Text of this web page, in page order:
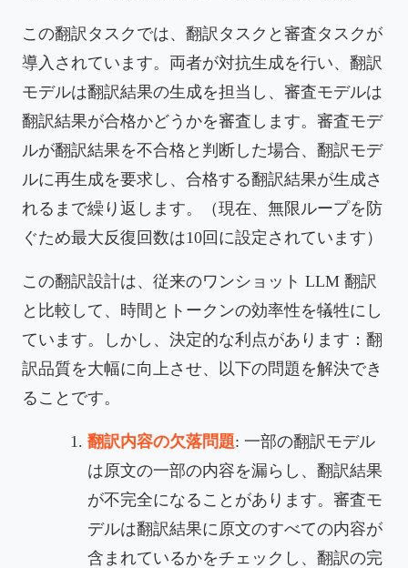
この翻訳タスクでは、翻訳タスクと審査タスクが
導入されています。両者が対抗生成を行い、翻訳
モデルは翻訳結果の生成を担当し、審査モデルは
翻訳結果が合格かどうかを審査します。審査モデ
ルが翻訳結果を不合格と判断した場合、翻訳モデ
ルに再生成を要求し、合格する翻訳結果が生成さ
れるまで繰り返します。（現在、無限ループを防
ぐため最大反復回数は10回に設定されています）
この翻訳設計は、従来のワンショット LLM 翻訳
と比較して、時間とトークンの効率性を犠牲にし
ています。しかし、決定的な利点があります：翻
訳品質を大幅に向上させ、以下の問題を解決でき
ることです。
翻訳内容の欠落問題: 一部の翻訳モデル
は原文の一部の内容を漏らし、翻訳結果
が不完全になることがあります。審査モ
デルは翻訳結果に原文のすべての内容が
含まれているかをチェックし、翻訳の完